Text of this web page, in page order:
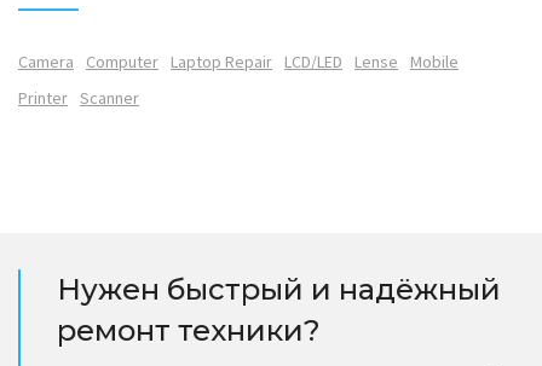
Camera Computer Laptop Repair LCD/LED Lense
Mobile
Printer Scanner
Нужен быстрый и надёжный
ремонт техники?